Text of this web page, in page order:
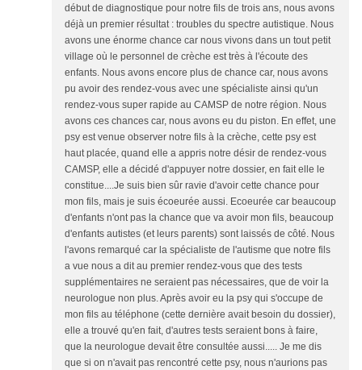
début de diagnostique pour notre fils de trois ans, nous avons
déjà un premier résultat : troubles du spectre autistique. Nous
avons une énorme chance car nous vivons dans un tout petit
village où le personnel de crèche est très à l'écoute des
enfants. Nous avons encore plus de chance car, nous avons
pu avoir des rendez-vous avec une spécialiste ainsi qu'un
rendez-vous super rapide au CAMSP de notre région. Nous
avons ces chances car, nous avons eu du piston. En effet, une
psy est venue observer notre fils à la crèche, cette psy est
haut placée, quand elle a appris notre désir de rendez-vous
CAMSP, elle a décidé d'appuyer notre dossier, en fait elle le
constitue....Je suis bien sûr ravie d'avoir cette chance pour
mon fils, mais je suis écoeurée aussi. Ecoeurée car beaucoup
d'enfants n'ont pas la chance que va avoir mon fils, beaucoup
d'enfants autistes (et leurs parents) sont laissés de côté. Nous
l'avons remarqué car la spécialiste de l'autisme que notre fils
a vue nous a dit au premier rendez-vous que des tests
supplémentaires ne seraient pas nécessaires, que de voir la
neurologue non plus. Après avoir eu la psy qui s'occupe de
mon fils au téléphone (cette dernière avait besoin du dossier),
elle a trouvé qu'en fait, d'autres tests seraient bons à faire,
que la neurologue devait être consultée aussi..... Je me dis
que si on n'avait pas rencontré cette psy, nous n'aurions pas